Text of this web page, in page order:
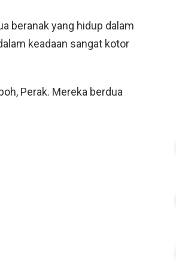
beranak yang hidup dalam
keadaan sangat kotor
Perak. Mereka berdua